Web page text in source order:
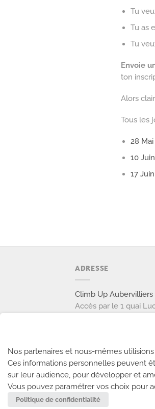
Tu
Tu as
Tu
Envoie
ton
Alors
Tous les
28
10
17
ADRESSE
Climb Up Aubervilliers
Accès par le 1 quai
NOUS CONTACTER
Nos partenaires et nous-mêmes
Ces informations personnelles peuvent
sur leur audience, pour développer et
Vous pouvez paramétrer vos choix pour
Politique de confidentialité